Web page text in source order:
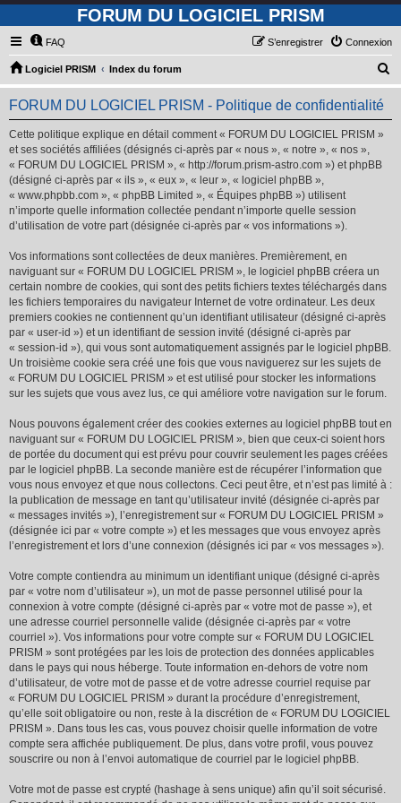
FORUM DU LOGICIEL PRISM
FAQ Connexion
S’enregistrer
Logiciel PRISM Index du forum
e
FORUM DU LOGICIEL PRISM - Politique de confidentialité
Cette politique explique en détail comment « FORUM DU LOGICIEL PRISM »
et ses sociétés affiliées (désignés ci-après par « nous », « notre », « nos »,
« FORUM DU LOGICIEL PRISM », « http://forum.prism-astro.com ») et phpBB
(désigné ci-après par « ils », « eux », « leur », « logiciel phpBB »,
« www.phpbb.com », « phpBB Limited », « Équipes phpBB ») utilisent
n’importe quelle information collectée pendant n’importe quelle session
d’utilisation de votre part (désignée ci-après par « vos informations »).
Vos informations sont collectées de deux manières. Premièrement, en
naviguant sur « FORUM DU LOGICIEL PRISM », le logiciel phpBB créera un
certain nombre de cookies, qui sont des petits fichiers textes téléchargés dans
les fichiers temporaires du navigateur Internet de votre ordinateur. Les deux
premiers cookies ne contiennent qu’un identifiant utilisateur (désigné ci-après
par « user-id ») et un identifiant de session invité (désigné ci-après par
« session-id »), qui vous sont automatiquement assignés par le logiciel phpBB.
Un troisième cookie sera créé une fois que vous naviguerez sur les sujets de
« FORUM DU LOGICIEL PRISM » et est utilisé pour stocker les informations
sur les sujets que vous avez lus, ce qui améliore votre navigation sur le forum.
Nous pouvons également créer des cookies externes au logiciel phpBB tout en
naviguant sur « FORUM DU LOGICIEL PRISM », bien que ceux-ci soient hors
de portée du document qui est prévu pour couvrir seulement les pages créées
par le logiciel phpBB. La seconde manière est de récupérer l’information que
vous nous envoyez et que nous collectons. Ceci peut être, et n’est pas limité à :
la publication de message en tant qu’utilisateur invité (désignée ci-après par
« messages invités »), l’enregistrement sur « FORUM DU LOGICIEL PRISM »
(désignée ici par « votre compte ») et les messages que vous envoyez après
l’enregistrement et lors d’une connexion (désignés ici par « vos messages »).
Votre compte contiendra au minimum un identifiant unique (désigné ci-après
par « votre nom d’utilisateur »), un mot de passe personnel utilisé pour la
connexion à votre compte (désigné ci-après par « votre mot de passe »), et
une adresse courriel personnelle valide (désignée ci-après par « votre
courriel »). Vos informations pour votre compte sur « FORUM DU LOGICIEL
PRISM » sont protégées par les lois de protection des données applicables
dans le pays qui nous héberge. Toute information en-dehors de votre nom
d’utilisateur, de votre mot de passe et de votre adresse courriel requise par
« FORUM DU LOGICIEL PRISM » durant la procédure d’enregistrement,
qu’elle soit obligatoire ou non, reste à la discrétion de « FORUM DU LOGICIEL
PRISM ». Dans tous les cas, vous pouvez choisir quelle information de votre
compte sera affichée publiquement. De plus, dans votre profil, vous pouvez
souscrire ou non à l’envoi automatique de courriel par le logiciel phpBB.
Votre mot de passe est crypté (hashage à sens unique) afin qu’il soit sécurisé.